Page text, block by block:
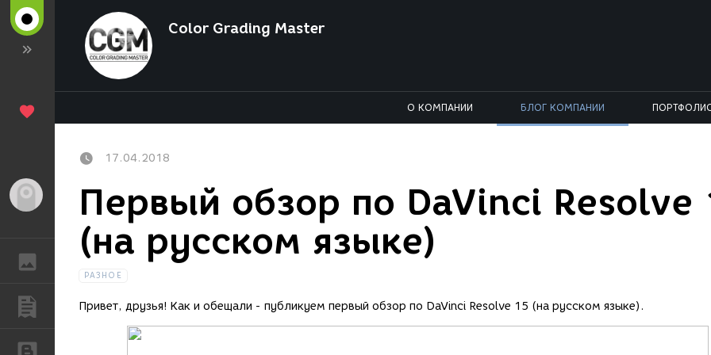
ГАЛЕРЕЯ
ПУБЛИКАЦИИ
Color Grading Master
О КОМПАНИИ БЛОГ КОМПАНИИ
17.04.2018
Первый обзор по DaVinci Resolve
(на русском языке)
РАЗНОЕ
Привет, друзья! Как и обещали - публикуем первый обзор по DaVinci Resolve 15 (на русском языке).